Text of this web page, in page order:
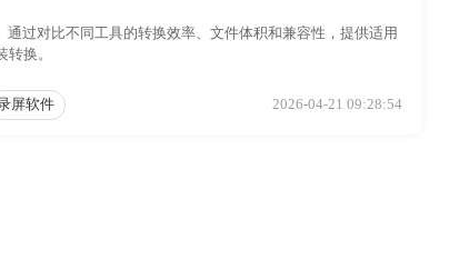
过对比不同工具的转换效率、文件体积和兼容性，提供适用
换。
屏软件 2026-04-21 09:28:54